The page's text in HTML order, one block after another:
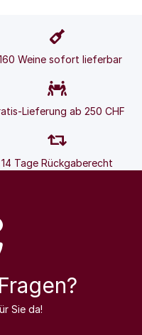
Weine sofort lieferbar
Lieferung ab 250 CHF
14 Tage Rückgaberecht
Sie da!